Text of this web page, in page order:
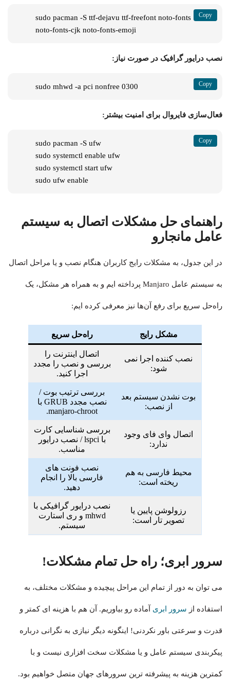
sudo pacman -S ttf-dejavu ttf-freefont noto-fonts
noto-fonts-cjk noto-fonts-emoji
نصب درایور گرافیک در صورت نیاز:
sudo mhwd -a pci nonfree 0300
فعال‌سازی فایروال برای امنیت بیشتر:
sudo pacman -S ufw
sudo systemctl enable ufw
sudo systemctl start ufw
sudo ufw enable
راهنمای حل مشکلات اتصال به سیستم‌
عامل مانجارو
در این جدول، به مشکلات رایج کاربران هنگام نصب و یا مراحل اتصال
به سیستم عامل Manjaro پرداخته ایم و به همراه هر مشکل، یک
راه‌حل سریع برای رفع آن‌ها نیز معرفی کرده ایم:
مشکل رایج راه‌حل سریع
نصب کننده اجرا نمی
شود:
اتصال اینترنت را
بررسی و نصب را مجدد
اجرا کنید.
بوت نشدن سیستم بعد
از نصب:
بررسی ترتیب بوت /
نصب مجدد GRUB با
manjaro-chroot
.
اتصال وای فای وجود
ندارد:
بررسی شناسایی کارت
با lspci/ نصب درایور
مناسب.
محیط فارسی به هم
ریخته است:
نصب فونت های
فارسی بالا را انجام
دهید.
رزولوشن پایین یا
تصویر تار است:
نصب درایور گرافیکی با
mhwd و ری استارت
سیستم.
سرور ابری؛ راه حل تمام مشکلات!
می توان به دور از تمام این مراحل پیچیده و مشکلات مختلف، به
استفاده از سرور ابری آماده رو بیاوریم. آن هم با هزینه ای کمتر و
قدرت و سرعتی باور نکردنی! اینگونه دیگر نیازی به نگرانی درباره
پیکربندی سیستم عامل و یا مشکلات سخت افزاری نیست و با
کمترین هزینه به پیشرفته ترین سرورهای جهان متصل خواهیم بود.